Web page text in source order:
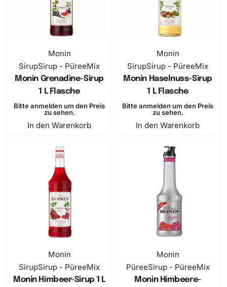
Monin
SirupSirup - PüreeMix
Monin Grenadine-Sirup
1 L Flasche
Bitte anmelden um den Preis
zu sehen.
In den Warenkorb
Monin
SirupSirup - PüreeMix
Monin Haselnuss-Sirup
1 L Flasche
Bitte anmelden um den Preis
zu sehen.
In den Warenkorb
Monin
SirupSirup - PüreeMix
Monin Himbeer-Sirup 1 L
Monin
PüreeSirup - PüreeMix
Monin Himbeere-